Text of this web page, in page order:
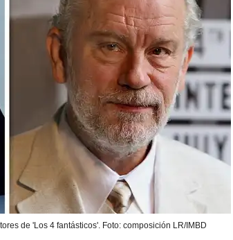
de 'Los 4 fantásticos'. Foto: composición LR/IMBD